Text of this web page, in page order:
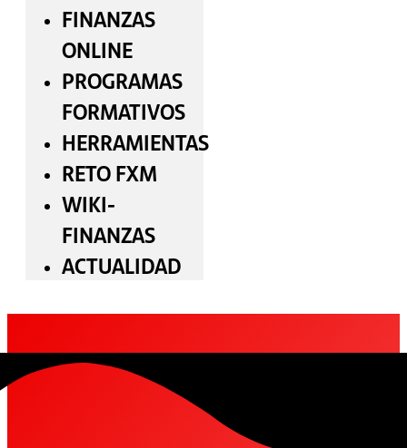
FINANZAS
ONLINE
PROGRAMAS
FORMATIVOS
HERRAMIENTAS
RETO FXM
WIKI-
FINANZAS
ACTUALIDAD